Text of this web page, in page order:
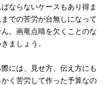
ならないケースもあり得ま
での苦労が台無しになって
。画竜点睛を欠くことのな
ましょう。
には、見せ方、伝え方にも
く苦労して作った予算なの